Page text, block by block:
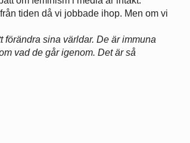
tiden då vi jobbade ihop. Men om vi
förändra sina världar. De är immuna
vad de går igenom. Det är så